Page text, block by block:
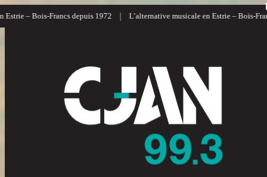
– Bois-Francs depuis 1972 | L’alternative musicale en Estrie – Bois-Francs